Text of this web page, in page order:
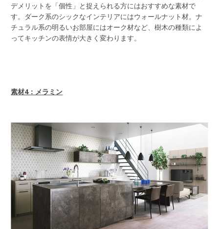
デメリットを「個性」と捉えられる方にはおすすめな素材で
す。ダーク系のシックなインテリアにはウォールナット材。ナ
チュラル系の明るいお部屋にはオーク材など、樹木の種類によ
ってキッチンの表情が大きく変わります。
素材4：メラミン